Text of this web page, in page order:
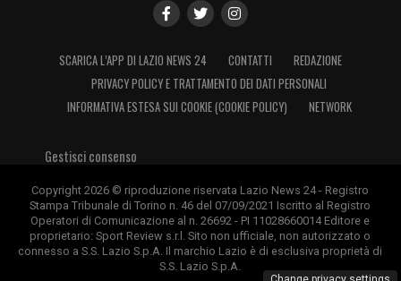
SCARICA L’APP DI LAZIO NEWS 24 CONTATTI
REDAZIONE
PRIVACY POLICY E TRATTAMENTO DEI DATI PERSONALI
INFORMATIVA ESTESA SUI COOKIE (COOKIE POLICY)
NETWORK
Gestisci consenso
Copyright 2026 © riproduzione riservata Lazio News 24 - Registro
Stampa Tribunale di Torino n. 46 del 07/09/2021 Iscritto al Registro
Operatori di Comunicazione al n. 26692 - PI 11028660014 Editore e
proprietario: Sport Review s.r.l. Sito non ufficiale, non autorizzato o
connesso a S.S. Lazio S.p.A. Il marchio Lazio è di esclusiva proprietà di
S.S. Lazio S.p.A.